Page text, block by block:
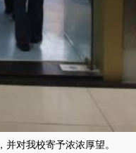
对我校寄予浓浓厚望。